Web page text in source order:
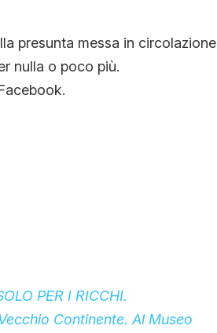
presunta messa in circolazione
nulla o poco più.
PER I RICCHI.
Continente. Al Museo